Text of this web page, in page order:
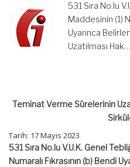
Sirküleri531 Sıra No.lu
Maddesinin (1)
Uyarınca
Uzatılması Hak…
Teminat Verme Sürelerinin
Tarih: 17 Mayıs 2023
531 Sıra No.lu V.U.K. Genel
Numaralı Fıkrasının (b) Bendi